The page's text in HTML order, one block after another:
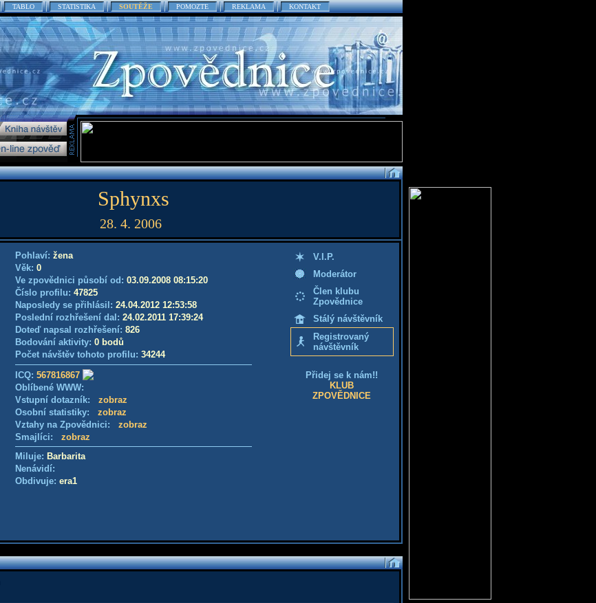
TABLO STATISTIKA SOUTĚŽE POMOZTE REKLAMA KONTAKT
Sphynxs
28. 4. 2006
Pohlaví: žena
Věk: 0
Ve zpovědnici působí od: 03.09.2008 08:15:20
Číslo profilu: 47825
Naposledy se přihlásil: 24.04.2012 12:53:58
Poslední rozhřešení dal: 24.02.2011 17:39:24
Doteď napsal rozhřešení: 826
Bodování aktivity: 0 bodů
Počet návštěv tohoto profilu: 34244
ICQ: 567816867
Oblíbené WWW:
Vstupní dotazník: zobraz
Osobní statistiky: zobraz
Vztahy na Zpovědnici: zobraz
Smajlíci: zobraz
Miluje: Barbarita
Nenávidí:
Obdivuje: era1
V.I.P.
Moderátor
Člen klubu
Zpovědnice
Stálý návštěvník
Registrovaný
návštěvník
Přidej se k nám!!
KLUB
ZPOVĚDNICE